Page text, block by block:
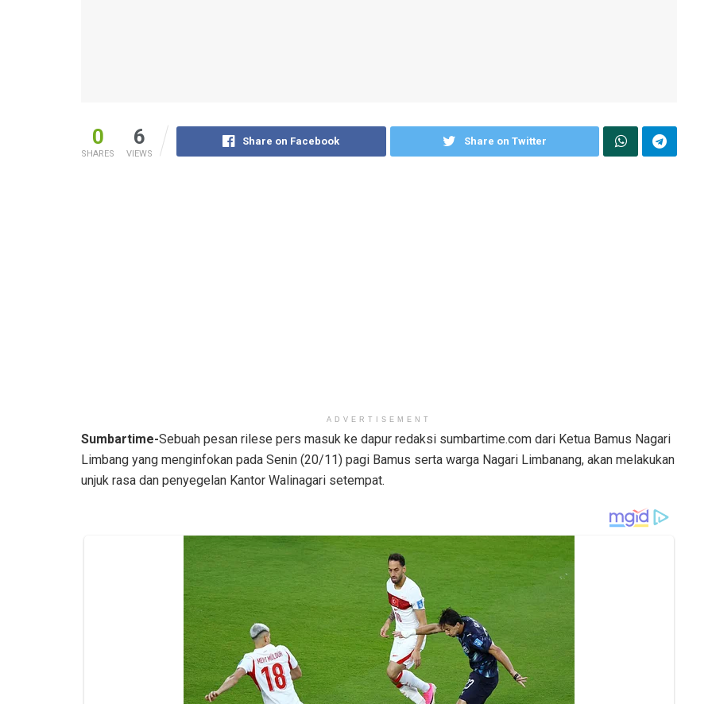
0
SHARES
6
VIEWS
Share on Facebook Share on Twitter
ADVERTISEMENT
Sumbartime-Sebuah pesan rilese pers masuk ke dapur redaksi sumbartime.com dari Ketua Bamus Nagari
Limbang yang menginfokan pada Senin (20/11) pagi Bamus serta warga Nagari Limbanang, akan melakukan
unjuk rasa dan penyegelan Kantor Walinagari setempat.